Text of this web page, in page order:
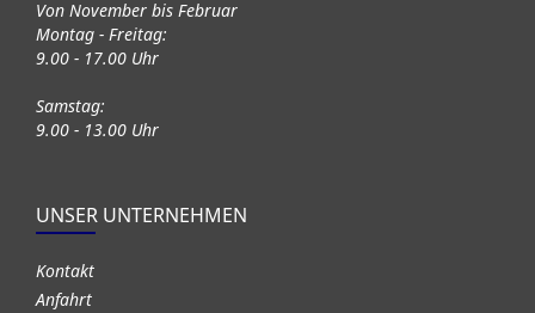
Von November bis Februar
Montag - Freitag:
9.00 - 17.00 Uhr
Samstag:
9.00 - 13.00 Uhr
UNSER UNTERNEHMEN
Kontakt
Anfahrt